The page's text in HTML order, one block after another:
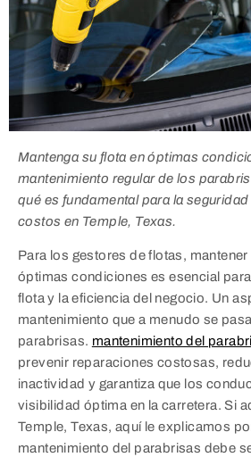
Mantenga su flota en óptimas
mantenimiento regular de los
qué es fundamental para la
costos en Temple, Texas.
Para los gestores de flotas,
óptimas condiciones es esencial
flota y la eficiencia del negocio. Un
mantenimiento que a menudo se
parabrisas. mantenimiento del
prevenir reparaciones costosas,
inactividad y garantiza que los
visibilidad óptima en la carretera. Si
Temple, Texas, aquí le explicamos
mantenimiento del parabrisas debe